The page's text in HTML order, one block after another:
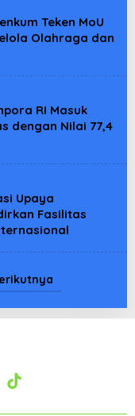
Teken MoU
Olahraga dan
RI Masuk
dengan Nilai 77,4
Upaya
Fasilitas